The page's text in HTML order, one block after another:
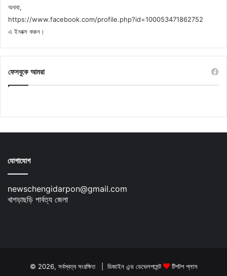
অথবা,
https://www.facebook.com/profile.php?id=100053471862752
এ ইনবক্স করুন।
ফেসবুকে আমরা
যোগাযোগ
newschengidarpon@gmail.com
খাগড়াছড়ি পার্বত্য জেলা
© 2026, সর্বস্বত্ব সংরক্ষিত | ডিজাইন এন্ড ডেভেলপমেন্ট টিপটপ প্লাস